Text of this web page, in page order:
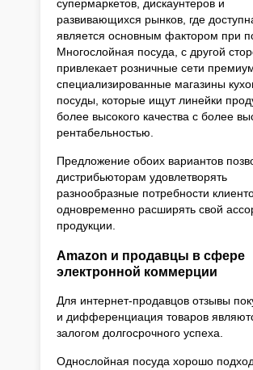
супермаркетов, дискаунтеров и
развивающихся рынков, где
является основным фактором при
Многослойная посуда, с другой
привлекает розничные сети
специализированные магазины
посуды, которые ищут линейки
более высокого качества с более
рентабельностью.
Предложение обоих вариантов
дистрибьюторам удовлетворять
разнообразные потребности
одновременно расширять свой
продукции.
Amazon и продавцы в сфере
электронной коммерции
Для интернет-продавцов отзывы
и дифференциация товаров
залогом долгосрочного успеха.
Однослойная посуда хорошо